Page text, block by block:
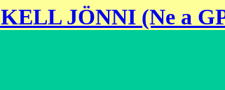
JÖNNI (Ne a